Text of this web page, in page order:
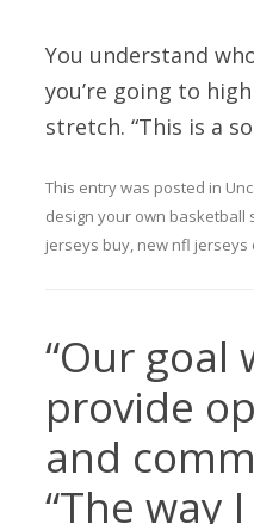
You understand
you’re going to
stretch. “This is a
This entry was posted in
design your own basketball
jerseys buy, new nfl jerseys
“Our goal
provide
and
“The way